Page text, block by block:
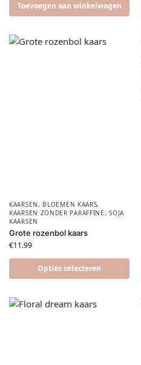
Toevoegen aan winkelwagen
KAARSEN, BLOEMEN KAARS,
KAARSEN ZONDER PARAFFINE,SOJA
KAARSEN
Grote rozenbol kaars
€11.99
Opties selecteren